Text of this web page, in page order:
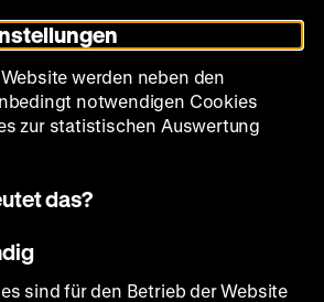
Regen
2015, 19.00 - 00.00 Uhr
War
werden neben den
notwendigen Cookies
zur statistischen Auswertung
das?
sind für den Betrieb der Website